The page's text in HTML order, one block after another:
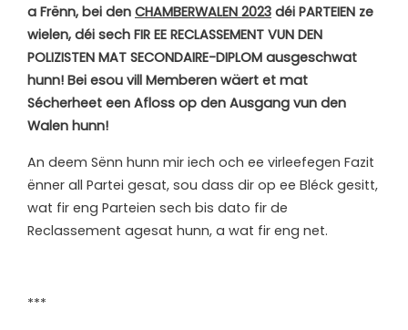
a Frënn, bei den CHAMBERWALEN 2023 déi PARTEIEN ze
wielen, déi sech FIR EE RECLASSEMENT VUN DEN
POLIZISTEN MAT SECONDAIRE-DIPLOM ausgeschwat
hunn! Bei esou vill Memberen wäert et mat
Sécherheet een Afloss op den Ausgang vun den
Walen hunn!
An deem Sënn hunn mir iech och ee virleefegen Fazit
ënner all Partei gesat, sou dass dir op ee Bléck gesitt,
wat fir eng Parteien sech bis dato fir de
Reclassement agesat hunn, a wat fir eng net.
***